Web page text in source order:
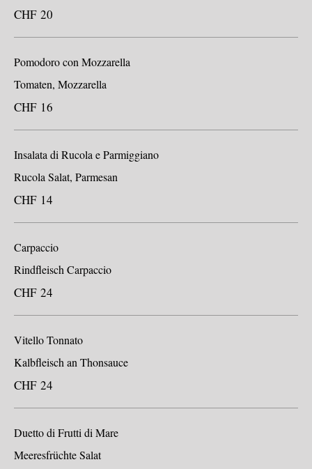
CHF 20
Pomodoro con Mozzarella
Tomaten, Mozzarella
CHF 16
Insalata di Rucola e Parmiggiano
Rucola Salat, Parmesan
CHF 14
Carpaccio
Rindfleisch Carpaccio
CHF 24
Vitello Tonnato
Kalbfleisch an Thonsauce
CHF 24
Duetto di Frutti di Mare
Meeresfrüchte Salat